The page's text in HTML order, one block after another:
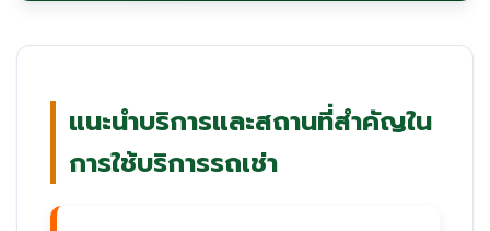
แนะนำบริการและสถานที่สำคัญใน
การใช้บริการรถเช่า